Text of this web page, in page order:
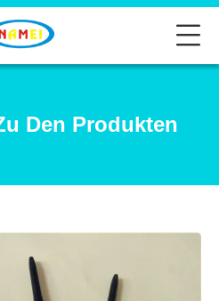
Den Produkten